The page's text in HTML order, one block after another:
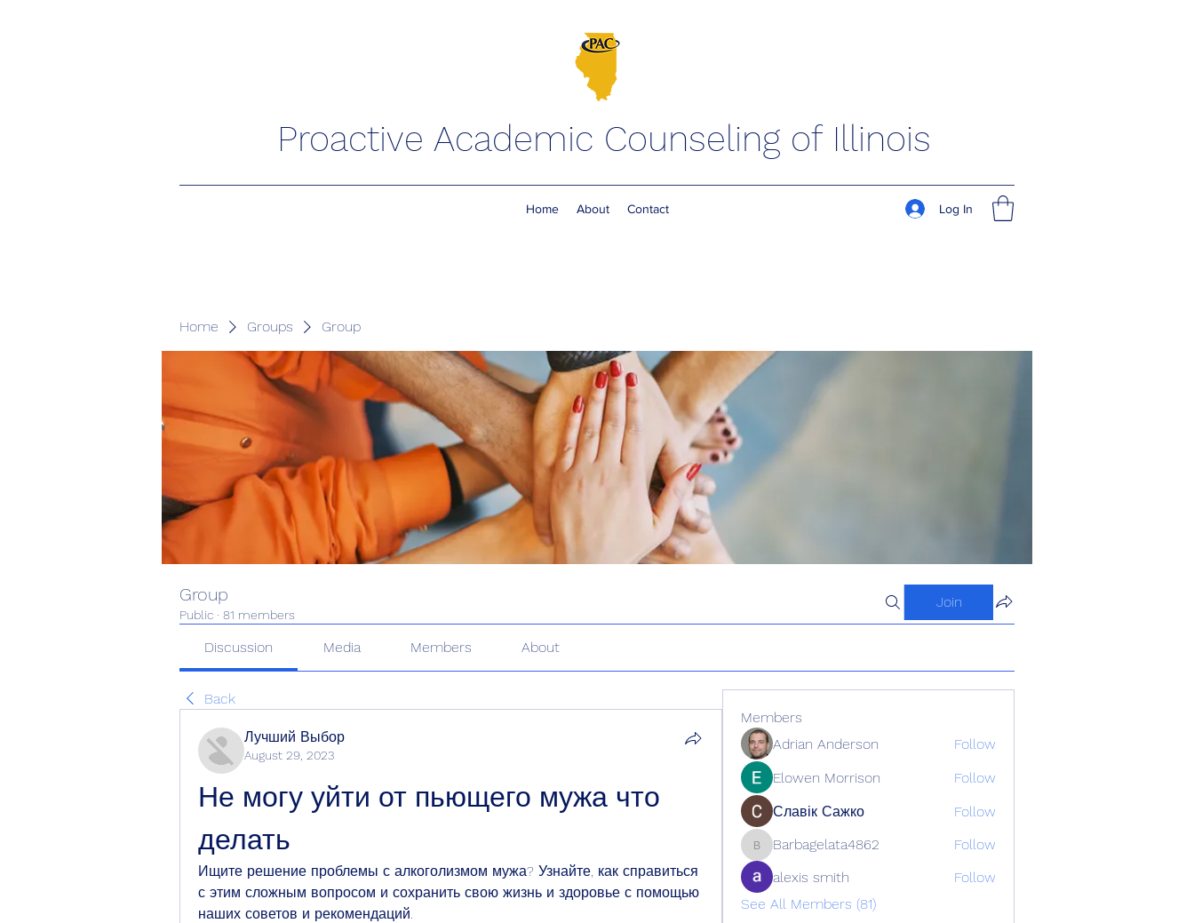
Proactive Academic Counseling of Illinois
Home About Contact Log In
Home Groups Group
Group
Public · 81 members
Join
Discussion Media Members About
Back
Лучший Выбор
August 29, 2023
Не могу уйти от пьющего мужа что
делать
Ищите решение проблемы с алкоголизмом мужа? Узнайте, как справиться
с этим сложным вопросом и сохранить свою жизнь и здоровье с помощью
наших советов и рекомендаций.
Members
Adrian Anderson
Follow
Elowen Morrison
Follow
Славік Сажко
Follow
Barbagelata4862
Barbagelata4862
Follow
alexis smith
Follow
See All Members (81)